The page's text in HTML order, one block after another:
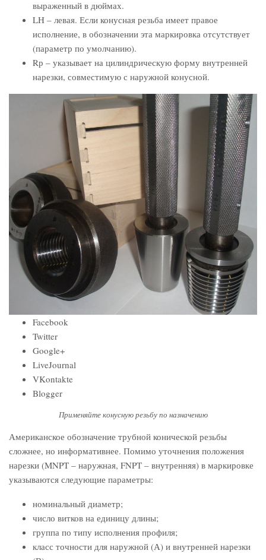
выраженный в дюймах.
LH – левая. Если конусная резьба имеет правое
исполнение, в обозначении эта маркировка отсутствует
(параметр по умолчанию).
Rр – указывает на цилиндрическую форму внутренней
нарезки, совместимую с наружной конусной.
Facebook
Twitter
Google+
LiveJournal
VKontakte
Blogger
Применяйте конусную резьбу по назначению
Американское обозначение трубной конической резьбы
сложнее, но информативнее. Помимо уточнения положения
нарезки (MNPT – наружная, FNPT – внутренняя) в маркировке
указываются следующие параметры:
номинальный диаметр;
число витков на единицу длины;
группа по типу исполнения профиля;
класс точности для наружной (А) и внутренней нарезки